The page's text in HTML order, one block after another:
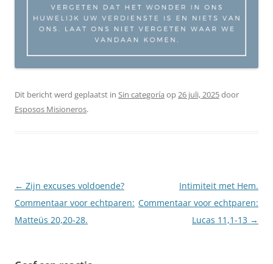
Dit bericht werd geplaatst in Sin categoría op26 juli, 2025door
Esposos Misioneros.
Berichtnavigatie
← Zijn excuses voldoende?
Commentaar voor echtparen:
Matteüs 20,20-28.
Intimiteit met Hem.
Commentaar voor echtparen:
Lucas 11,1-13 →